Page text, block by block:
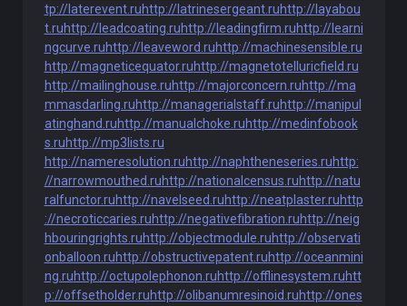
tp://laterevent.ruhttp://latrinesergeant.ruhttp://layabou
t.ruhttp://leadcoating.ruhttp://leadingfirm.ruhttp://learni
ngcurve.ruhttp://leaveword.ruhttp://machinesensible.ru
http://magneticequator.ruhttp://magnetotelluricfield.ru
http://mailinghouse.ruhttp://majorconcern.ruhttp://ma
mmasdarling.ruhttp://managerialstaff.ruhttp://manipul
atinghand.ruhttp://manualchoke.ruhttp://medinfobook
s.ruhttp://mp3lists.ru
http://nameresolution.ruhttp://naphtheneseries.ruhttp:
//narrowmouthed.ruhttp://nationalcensus.ruhttp://natu
ralfunctor.ruhttp://navelseed.ruhttp://neatplaster.ruhttp
://necroticcaries.ruhttp://negativefibration.ruhttp://neig
hbouringrights.ruhttp://objectmodule.ruhttp://observati
onballoon.ruhttp://obstructivepatent.ruhttp://oceanmini
ng.ruhttp://octupolephonon.ruhttp://offlinesystem.ruhtt
p://offsetholder.ruhttp://olibanumresinoid.ruhttp://ones